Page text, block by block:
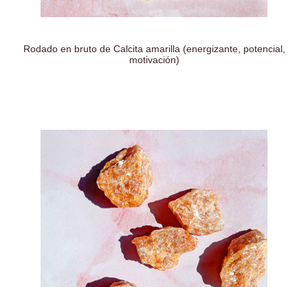
Rodado en bruto de Calcita amarilla (energizante, potencial,
motivación)